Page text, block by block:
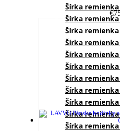
Šírka remienka
Šírka remienka
Šírka remienka
Šírka remienka
Šírka remienka
Šírka remienka
Šírka remienka
Šírka remienka
Šírka remienka
Šírka remienka
Šírka remienka
€